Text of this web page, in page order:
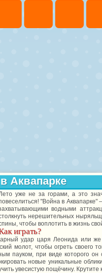
Аквапарке
уже не за горами, а это
"Война в Аквапарке"
водными
нерешительных
чтобы воплотить в жизнь
играть?
удар царя Леонида или
молот, чтобы огреть
пауком, при виде которого
новые уникальные
увесистую пощёчину.